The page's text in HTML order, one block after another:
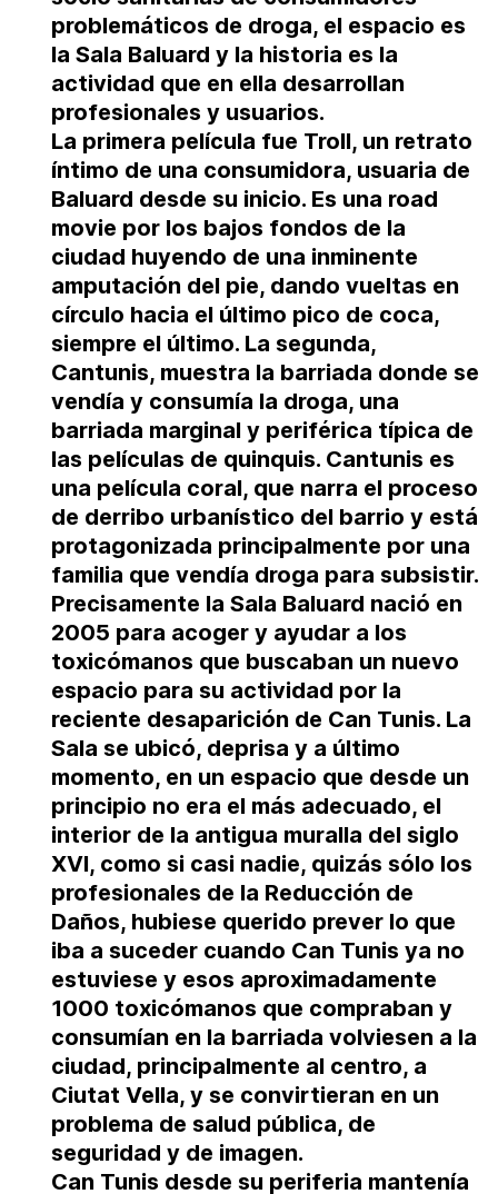
problemáticos de droga, el espacio es
la Sala Baluard y la historia es la
actividad que en ella desarrollan
profesionales y usuarios.
La primera película fue Troll, un retrato
íntimo de una consumidora, usuaria de
Baluard desde su inicio. Es una road
movie por los bajos fondos de la
ciudad huyendo de una inminente
amputación del pie, dando vueltas en
círculo hacia el último pico de coca,
siempre el último. La segunda,
Cantunis, muestra la barriada donde se
vendía y consumía la droga, una
barriada marginal y periférica típica de
las películas de quinquis. Cantunis es
una película coral, que narra el proceso
de derribo urbanístico del barrio y está
protagonizada principalmente por una
familia que vendía droga para subsistir.
Precisamente la Sala Baluard nació en
2005 para acoger y ayudar a los
toxicómanos que buscaban un nuevo
espacio para su actividad por la
reciente desaparición de Can Tunis. La
Sala se ubicó, deprisa y a último
momento, en un espacio que desde un
principio no era el más adecuado, el
interior de la antigua muralla del siglo
XVI, como si casi nadie, quizás sólo los
profesionales de la Reducción de
Daños, hubiese querido prever lo que
iba a suceder cuando Can Tunis ya no
estuviese y esos aproximadamente
1000 toxicómanos que compraban y
consumían en la barriada volviesen a la
ciudad, principalmente al centro, a
Ciutat Vella, y se convirtieran en un
problema de salud pública, de
seguridad y de imagen.
Can Tunis desde su periferia mantenía